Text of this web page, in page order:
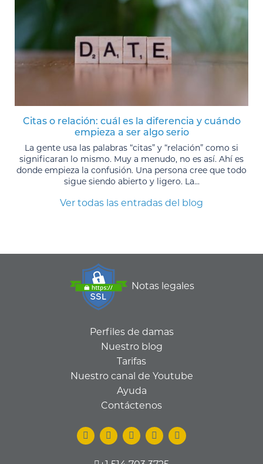
Citas o relación: cuál es la diferencia y cuándo
empieza a ser algo serio
La gente usa las palabras “citas” y “relación” como si
significaran lo mismo. Muy a menudo, no es así. Ahí es
donde empieza la confusión. Una persona cree que todo
sigue siendo abierto y ligero. La...
Ver todas las entradas del blog
Notas legales
Perfiles de damas
Nuestro blog
Tarifas
Nuestro canal de Youtube
Ayuda
Contáctenos